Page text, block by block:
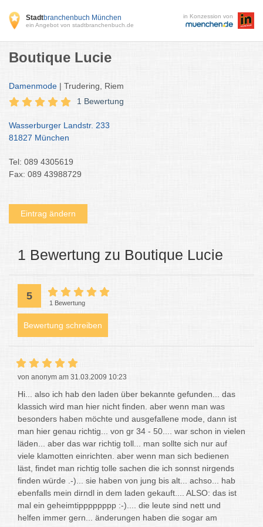
Stadtbranchenbuch München
ein Angebot von stadtbranchenbuch.de
in Konzession von
Boutique Lucie
Damenmode | Trudering, Riem
1 Bewertung
Wasserburger Landstr. 233
81827 München
Tel: 089 4305619
Fax: 089 43988729
Eintrag ändern
1 Bewertung zu Boutique Lucie
5
1 Bewertung
Bewertung schreiben
von anonym am 31.03.2009 10:23
Hi... also ich hab den laden über bekannte gefunden... das
klassich wird man hier nicht finden. aber wenn man was
besonders haben möchte und ausgefallene mode, dann ist
man hier genau richtig... von gr 34 - 50.... war schon in vielen
läden... aber das war richtig toll... man sollte sich nur auf
viele klamotten einrichten. aber wenn man sich bedienen
läst, findet man richtig tolle sachen die ich sonnst nirgends
finden würde .-)... sie haben von jung bis alt... achso... hab
ebenfalls mein dirndl in dem laden gekauft.... ALSO: das ist
mal ein geheimtipppppppp :-).... die leute sind nett und
helfen immer gern... änderungen haben die sogar am